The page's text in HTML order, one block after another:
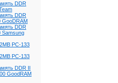
DDR
DDR
GooDRAM
DDR
Samsung
PC-133
PC-133
DDR II
GoodRAM